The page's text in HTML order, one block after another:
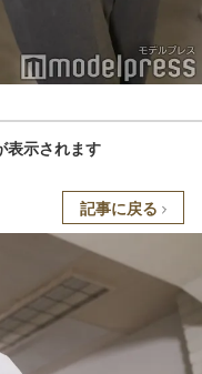
表示されます
記事に戻る